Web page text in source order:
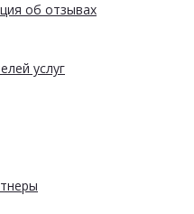
об отзывах
услуг